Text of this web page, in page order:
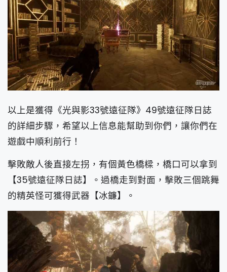
以上是獲得《光與影33號遠征隊》49號遠征隊日誌
的詳細步驟，希望以上信息能幫助到你們，讓你們在
遊戲中順利前行！
擊敗敵人後直接左拐，有個黃色橋樑，橋口可以拿到
【35號遠征隊日誌】。過橋走到對面，擊敗三個跳舞
的精英怪可獲得武器【冰鐮】。